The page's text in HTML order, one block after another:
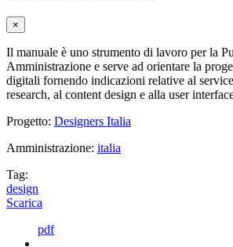
×
Il manuale è uno strumento di lavoro per la
Amministrazione e serve ad orientare la
digitali fornendo indicazioni relative al
research, al content design e alla user
Progetto: Designers Italia
Amministrazione: italia
Tag:
design
Scarica
pdf